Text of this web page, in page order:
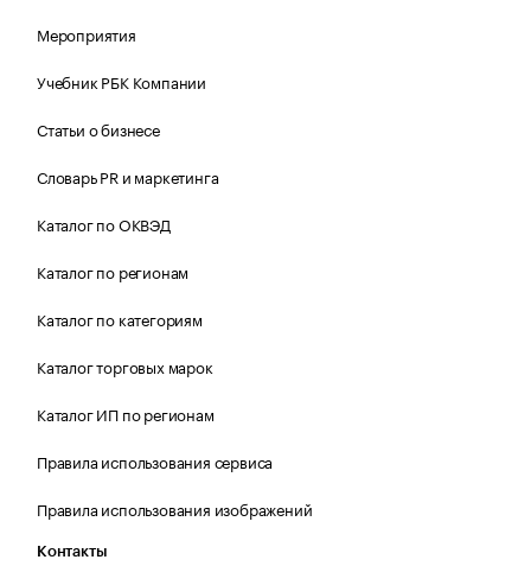
Мероприятия
Учебник РБК Компании
Статьи о бизнесе
Словарь PR и маркетинга
Каталог по ОКВЭД
Каталог по регионам
Каталог по категориям
Каталог торговых марок
Каталог ИП по регионам
Правила использования сервиса
Правила использования изображений
Контакты